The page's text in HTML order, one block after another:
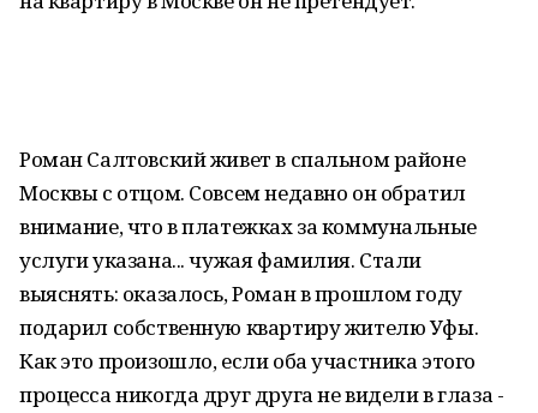
Роман Салтовский живет в спальном районе
Москвы с отцом. Совсем недавно он обратил
внимание, что в платежках за коммунальные
услуги указана... чужая фамилия. Стали
выяснять: оказалось, Роман в прошлом году
подарил собственную квартиру жителю Уфы.
Как это произошло, если оба участника этого
процесса никогда друг друга не видели в глаза -